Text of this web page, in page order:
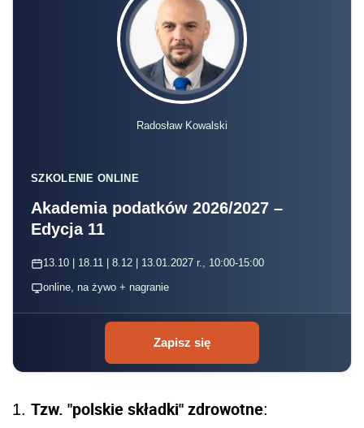
Radosław Kowalski
SZKOLENIE ONLINE
Akademia podatków 2026/2027 –
Edycja 11
13.10 | 18.11 | 8.12 | 13.01.2027 r., 10:00-15:00
online, na żywo + nagranie
Zapisz się
1. Tzw. "polskie składki" zdrowotne: